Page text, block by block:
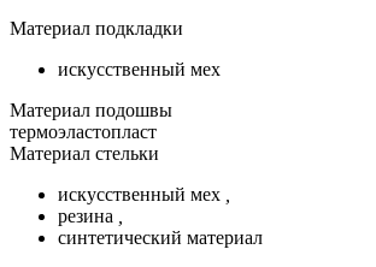
Материал подкладки
искусственный мех
Материал подошвы
термоэластопласт
Материал стельки
искусственный мех
резина
синтетический материал